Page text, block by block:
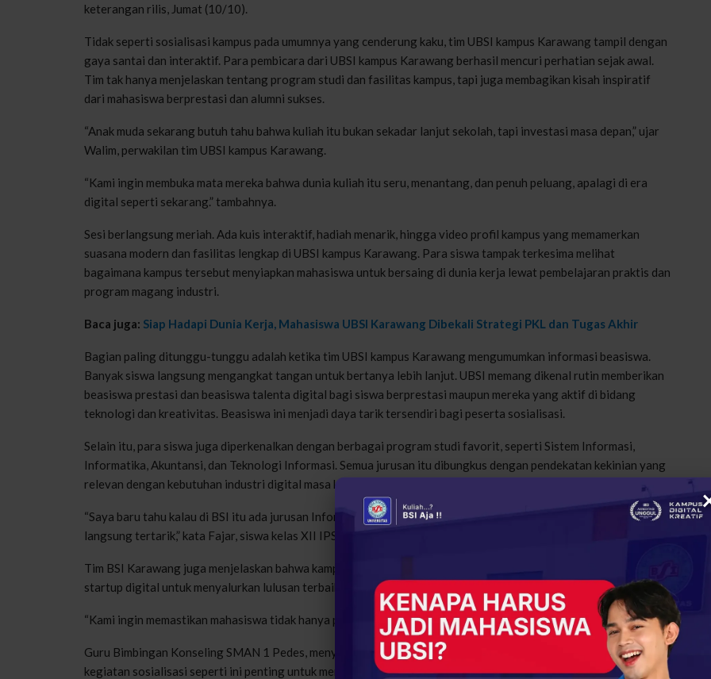
keterangan rilis, Jumat (10/10).
Tidak seperti sosialisasi kampus pada umumnya yang cenderung kaku, tim UBSI kampus Karawang tampil dengan
gaya santai dan interaktif. Para pembicara dari UBSI kampus Karawang berhasil mencuri perhatian sejak awal.
Tim tak hanya menjelaskan tentang program studi dan fasilitas kampus, tapi juga membagikan kisah inspiratif
dari mahasiswa berprestasi dan alumni sukses.
“Anak muda sekarang butuh tahu bahwa kuliah itu bukan sekadar lanjut sekolah, tapi investasi masa depan,” ujar
Walim, perwakilan tim UBSI kampus Karawang.
“Kami ingin membuka mata mereka bahwa dunia kuliah itu seru, menantang, dan penuh peluang, apalagi di era
digital seperti sekarang.” tambahnya.
Sesi berlangsung meriah. Ada kuis interaktif, hadiah menarik, hingga video profil kampus yang memamerkan
suasana modern dan fasilitas lengkap di UBSI kampus Karawang. Para siswa tampak terkesima melihat
bagaimana kampus tersebut menyiapkan mahasiswa untuk bersaing di dunia kerja lewat pembelajaran praktis dan
program magang industri.
Baca juga: Siap Hadapi Dunia Kerja, Mahasiswa UBSI Karawang Dibekali Strategi PKL dan Tugas Akhir
Bagian paling ditunggu-tunggu adalah ketika tim UBSI kampus Karawang mengumumkan informasi beasiswa.
Banyak siswa langsung mengangkat tangan untuk bertanya lebih lanjut. UBSI memang dikenal rutin memberikan
beasiswa prestasi dan beasiswa talenta digital bagi siswa berprestasi maupun mereka yang aktif di bidang
teknologi dan kreativitas. Beasiswa ini menjadi daya tarik tersendiri bagi peserta sosialisasi.
Selain itu, para siswa juga diperkenalkan dengan berbagai program studi favorit, seperti Sistem Informasi,
Informatika, Akuntansi, dan Teknologi Informasi. Semua jurusan itu dibungkus dengan pendekatan kekinian yang
relevan dengan kebutuhan industri digital masa kini.
“Saya baru tahu kalau di BSI itu ada jurusan Informatika yang keren banget. Aku suka dunia teknologi, jadi
langsung tertarik,” kata Fajar, siswa kelas XII IPS.
Tim BSI Karawang juga menjelaskan bahwa kampus mereka telah bekerja sama dengan banyak perusahaan dan
startup digital untuk menyalurkan lulusan terbaik ke dunia kerja.
“Kami ingin memastikan mahasiswa tidak hanya punya ijazah, tapi juga keterampilan nyata,” tambah Walim.
Guru Bimbingan Konseling SMAN 1 Pedes, menyambut positif kegiatan ini. Dalam sambutannya, ia menilai
kegiatan sosialisasi seperti ini penting untuk membangun semangat dan arah masa depan siswa.